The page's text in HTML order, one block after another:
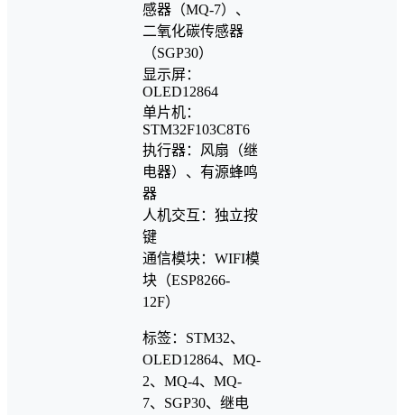
感器（MQ-7）、
二氧化碳传感器
（SGP30）
显示屏：
OLED12864
单片机：
STM32F103C8T6
执行器：风扇（继
电器）、有源蜂鸣
器
人机交互：独立按
键
通信模块：WIFI模
块（ESP8266-
12F）
标签：STM32、
OLED12864、MQ-
2、MQ-4、MQ-
7、SGP30、继电